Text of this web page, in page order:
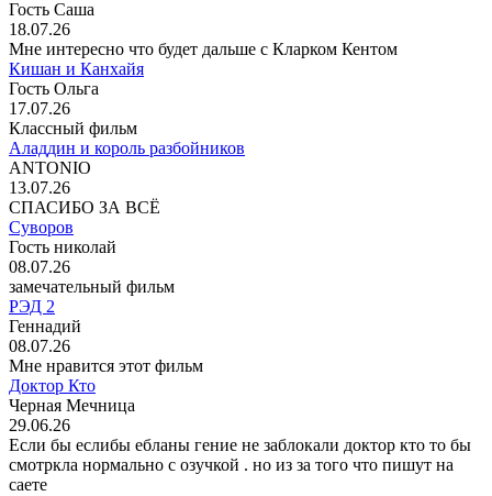
Гость Саша
18.07.26
Мне интересно что будет дальше с Кларком Кентом
Кишан и Канхайя
Гость Ольга
17.07.26
Классный фильм
Аладдин и король разбойников
ANTONIO
13.07.26
СПАСИБО ЗА ВСЁ
Суворов
Гость николай
08.07.26
замечательный фильм
РЭД 2
Геннадий
08.07.26
Мне нравится этот фильм
Доктор Кто
Черная Мечница
29.06.26
Если бы еслибы ебланы гение не заблокали доктор кто то бы
смотркла нормально с озучкой . но из за того что пишут на
саете